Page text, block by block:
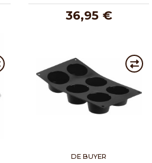
36,95 €
DE BUYER